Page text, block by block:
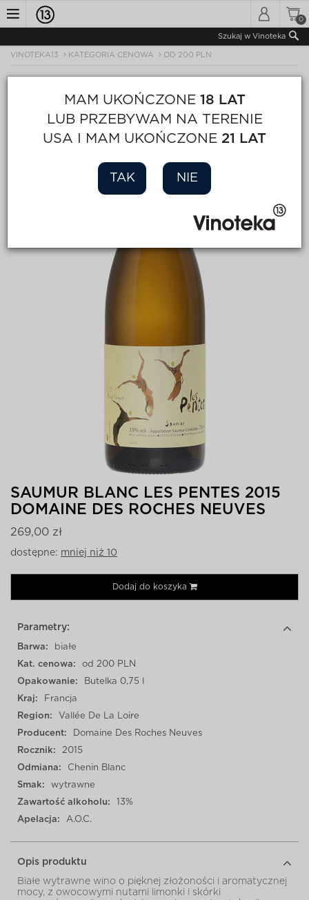
Toggle
0
Szukaj w Vinoteka
VINOTEKA13 KATEGORIA CENOWA OD 200 PLN
SAUMUR BLANC LES PENTES 2015
DOMAINE DES ROCHES NEUVES
269,00 zł
dostępne: mniej niż 10
Dodaj do koszyka
Parametry:
Barwa:
białe
Kat. cenowa:
od 200 PLN
Opakowanie:
Butelka 0,75 l
Kraj:
Francja
Region:
Vallée De La Loire
Producent:
Domaine Des Roches Neuves
Rocznik:
2015
Odmiana:
Chenin Blanc
Smak:
wytrawne
Zawartość alkoholu:
13%
Apelacja:
A.O.C.
Opis produktu
Białe wytrawne wino o pięknej złożoności i aromatycznej
mocy, z owocowymi nutami limonki i skórki
MAM UKOŃCZONE 18 LAT
LUB PRZEBYWAM NA TERENIE
USA I MAM UKOŃCZONE 21 LAT
TAK NIE